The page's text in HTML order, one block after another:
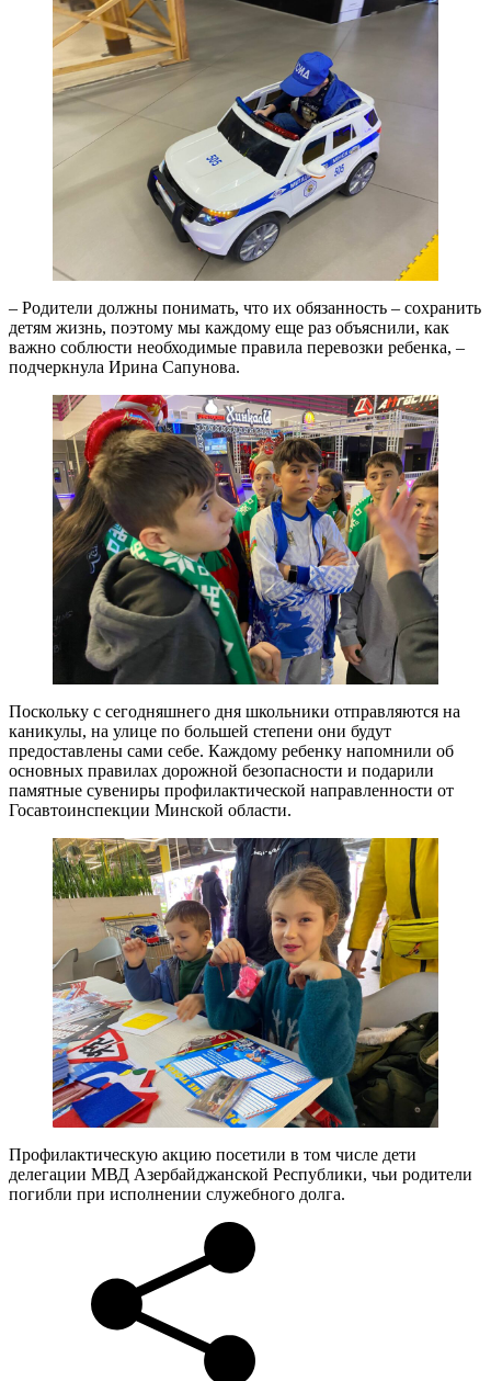
– Родители должны понимать, что их обязанность – сохранить
детям жизнь, поэтому мы каждому еще раз объяснили, как
важно соблюсти необходимые правила перевозки ребенка, –
подчеркнула Ирина Сапунова.
Поскольку с сегодняшнего дня школьники отправляются на
каникулы, на улице по большей степени они будут
предоставлены сами себе. Каждому ребенку напомнили об
основных правилах дорожной безопасности и подарили
памятные сувениры профилактической направленности от
Госавтоинспекции Минской области.
Профилактическую акцию посетили в том числе дети
делегации МВД Азербайджанской Республики, чьи родители
погибли при исполнении служебного долга.